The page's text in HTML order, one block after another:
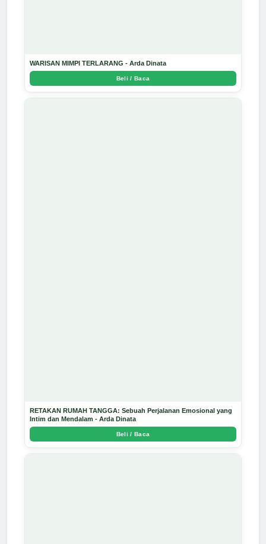
WARISAN MIMPI TERLARANG - Arda Dinata
Beli / Baca
RETAKAN RUMAH TANGGA: Sebuah Perjalanan Emosional yang
Intim dan Mendalam - Arda Dinata
Beli / Baca